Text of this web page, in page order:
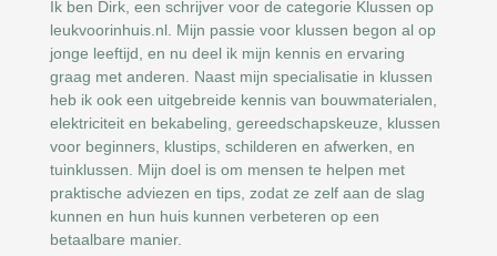
Ik ben Dirk, een schrijver voor de categorie Klussen op
leukvoorinhuis.nl. Mijn passie voor klussen begon al op
jonge leeftijd, en nu deel ik mijn kennis en ervaring
graag met anderen. Naast mijn specialisatie in klussen
heb ik ook een uitgebreide kennis van bouwmaterialen,
elektriciteit en bekabeling, gereedschapskeuze, klussen
voor beginners, klustips, schilderen en afwerken, en
tuinklussen. Mijn doel is om mensen te helpen met
praktische adviezen en tips, zodat ze zelf aan de slag
kunnen en hun huis kunnen verbeteren op een
betaalbare manier.